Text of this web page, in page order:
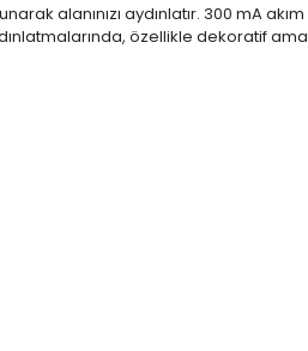
alanınızı aydınlatır. 300 mA
özellikle dekoratif